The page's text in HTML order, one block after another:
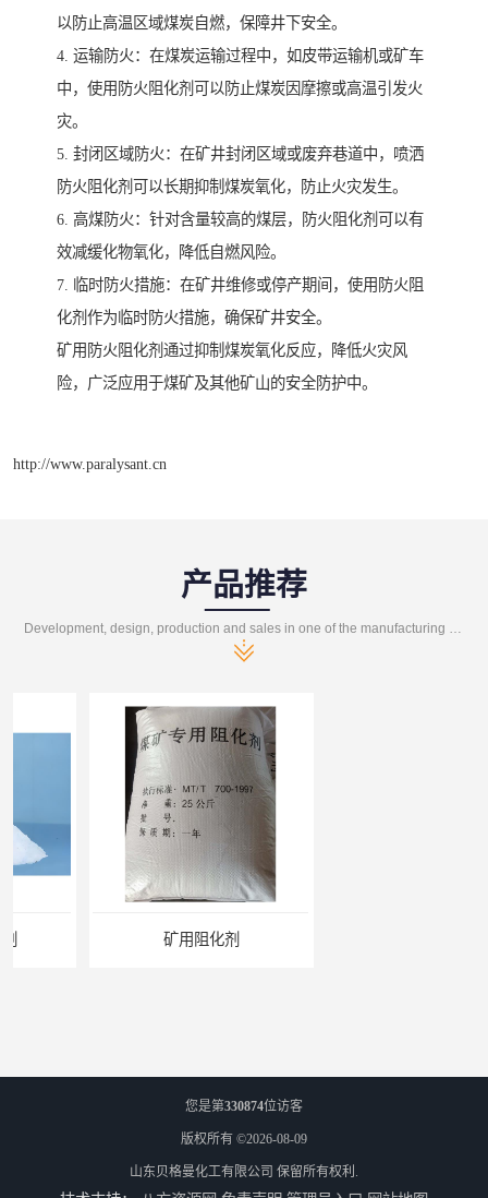
以防止高温区域煤炭自燃，保障井下安全。
4. 运输防火：在煤炭运输过程中，如皮带运输机或矿车
中，使用防火阻化剂可以防止煤炭因摩擦或高温引发火
灾。
5. 封闭区域防火：在矿井封闭区域或废弃巷道中，喷洒
防火阻化剂可以长期抑制煤炭氧化，防止火灾发生。
6. 高煤防火：针对含量较高的煤层，防火阻化剂可以有
效减缓化物氧化，降低自燃风险。
7. 临时防火措施：在矿井维修或停产期间，使用防火阻
化剂作为临时防火措施，确保矿井安全。
矿用防火阻化剂通过抑制煤炭氧化反应，降低火灾风
险，广泛应用于煤矿及其他矿山的安全防护中。
http://www.paralysant.cn
产品推荐
Development, design, production and sales in one of the manufacturing enterprises
您是第330874位访客
版权所有 ©2026-08-09
山东贝格曼化工有限公司 保留所有权利.